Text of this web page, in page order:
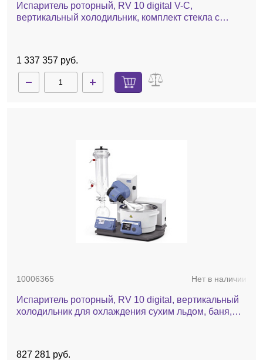
Испаритель роторный, RV 10 digital V-C,
вертикальный холодильник, комплект стекла с
1 337 357 руб.
10006365 Нет в наличии
Испаритель роторный, RV 10 digital, вертикальный
холодильник для охлаждения сухим льдом, баня,
827 281 руб.